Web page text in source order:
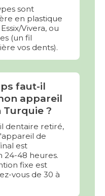
sont
en plastique
Vivera, ou
(un fil
vos dents).
faut-il
appareil
?
dentaire retiré,
de
est
48 heures.
fixe est
vous de 30 à